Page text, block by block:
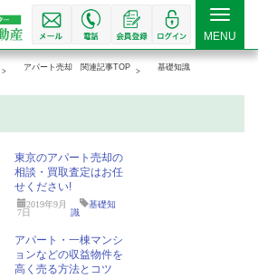
Toggle
MENU
アパート売却 関連記事TOP 基礎知識
東京のアパート売却の
相談・買取査定はお任
せください!
2019年9月
7日
基礎知
識
アパート・一棟マンシ
ョンなどの収益物件を
高く売る方法とコツ